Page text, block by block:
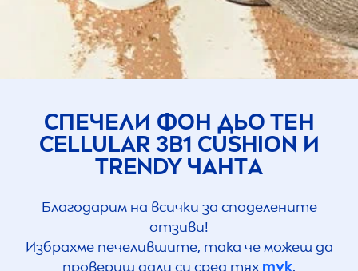
СПЕЧЕЛИ ФОН ДЬО ТЕН
CELLULAR3В1 CUSHION И
TRENDY ЧАНТA
Благодарим на всички за споделените
отзиви!
Избрахме печелившите, така че можеш да
провериш дали си сред тях тук.